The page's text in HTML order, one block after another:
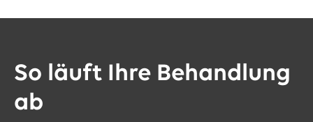
So läuft Ihre Behandlung
ab